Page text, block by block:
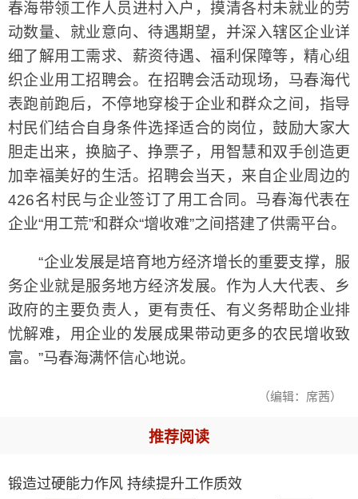
春海带领工作人员进村入户，摸清各村未就业的劳
动数量、就业意向、待遇期望，并深入辖区企业详
细了解用工需求、薪资待遇、福利保障等，精心组
织企业用工招聘会。在招聘会活动现场，马春海代
表跑前跑后，不停地穿梭于企业和群众之间，指导
村民们结合自身条件选择适合的岗位，鼓励大家大
胆走出来，换脑子、挣票子，用智慧和双手创造更
加幸福美好的生活。招聘会当天，来自企业周边的
426名村民与企业签订了用工合同。马春海代表在
企业“用工荒”和群众“增收难”之间搭建了供需平台。
“企业发展是培育地方经济增长的重要支撑，服
务企业就是服务地方经济发展。作为人大代表、乡
政府的主要负责人，更有责任、有义务帮助企业排
忧解难，用企业的发展成果带动更多的农民增收致
富。”马春海满怀信心地说。
（编辑：席茜）
推荐阅读
锻造过硬能力作风 持续提升工作质效